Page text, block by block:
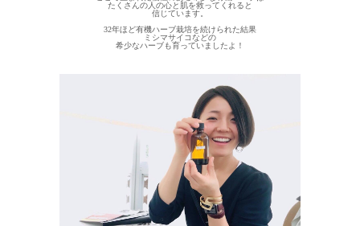
たくさんの人の心と肌を救ってくれると
信じています。
32年ほど有機ハーブ栽培を続けられた結果
ミシマサイコなどの
希少なハーブも育っていましたよ！